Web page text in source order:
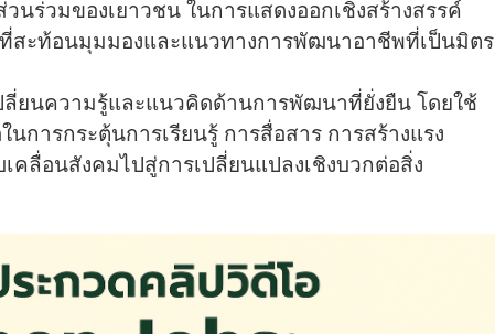
วนร่วมของเยาวชน ในการแสดงออกเชิงสร้างสรรค์
สะท้อนมุมมองและแนวทางการพัฒนาอาชีพที่เป็นมิตร
ลี่ยนความรู้และแนวคิดด้านการพัฒนาที่ยั่งยืน โดยใช้
นการกระตุ้นการเรียนรู้ การสื่อสาร การสร้างแรง
คลื่อนสังคมไปสู่การเปลี่ยนแปลงเชิงบวกต่อสิ่ง